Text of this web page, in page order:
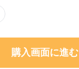
購入画面に進む